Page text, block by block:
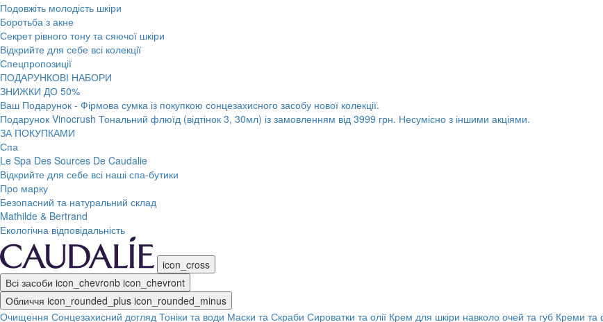
Подовжіть молодість шкіри
Боротьба з акне
Секрет рівного тону та сяючої шкіри
Відкрийте для себе всі колекції
Спецпропозиції
ПОДАРУНКОВІ НАБОРИ
ЗНИЖКИ ДО 50%
Ваш Подарунок - Фірмова сумка із покупкою сонцезахисного засобу нової колекції.
Подарунок Vinocrush Тональний флюїд (відтінок 3, 30мл) із замовленням від 3999 грн. Несумісно з іншими акціями.
ЗА ПОКУПКАМИ
Спа
Le Spa Des Sources De Caudalie
Відкрийте для себе всі наші спа-бутики
Про марку
Безопасний та натуральний склад
Mathilde & Bertrand
Екологічна відповідальність
icon_cross
Всі засоби icon_chevronb icon_chevront
Обличчя icon_rounded_plus icon_rounded_minus
Очищення Сонцезахисний догляд Тоніки та води Маски та Скраби Сироватки та олії Крем для шкіри навколо очей та губ Креми та